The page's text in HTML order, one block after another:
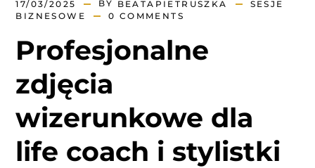
17/03/2025 BY BEATAPIETRUSZKA
SESJE
BIZNESOWE
0 COMMENTS
Profesjonalne
zdjęcia
wizerunkowe dla
life coach i stylistki